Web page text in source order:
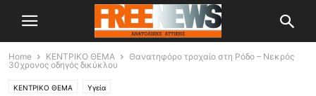
Home ΚΕΝΤΡΙΚΟ ΘΕΜΑ
Θανατηφόρο τροχαίο στη Ρόδο – Νεκρός
30χρονος οδηγός δικύκλου
ΚΕΝΤΡΙΚΟ ΘΕΜΑ Υγεία